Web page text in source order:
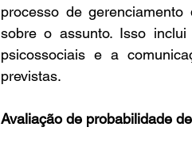
processo de
sobre o assunto. Isso
psicossociais e a
previstas. ​
Avaliação de probabilidade